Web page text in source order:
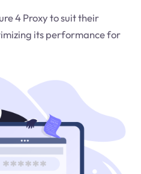
4 Proxy to suit their
its performance for